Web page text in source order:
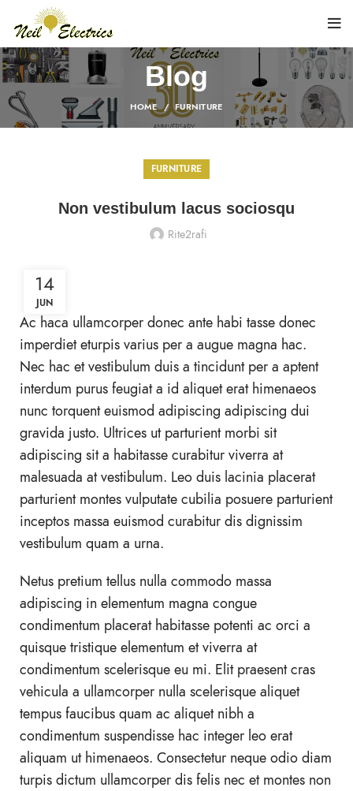
Blog
HOME FURNITURE
FURNITURE
Non vestibulum lacus sociosqu
Rite2rafi
14
JUN
Ac haca ullamcorper donec ante habi tasse donec
imperdiet eturpis varius per a augue magna hac.
Nec hac et vestibulum duis a tincidunt per a aptent
interdum purus feugiat a id aliquet erat himenaeos
nunc torquent euismod adipiscing adipiscing dui
gravida justo. Ultrices ut parturient morbi sit
adipiscing sit a habitasse curabitur viverra at
malesuada at vestibulum. Leo duis lacinia placerat
parturient montes vulputate cubilia posuere parturient
inceptos massa euismod curabitur dis dignissim
vestibulum quam a urna.
Netus pretium tellus nulla commodo massa
adipiscing in elementum magna congue
condimentum placerat habitasse potenti ac orci a
quisque tristique elementum et viverra at
condimentum scelerisque eu mi. Elit praesent cras
vehicula a ullamcorper nulla scelerisque aliquet
tempus faucibus quam ac aliquet nibh a
condimentum suspendisse hac integer leo erat
aliquam ut himenaeos. Consectetur neque odio diam
turpis dictum ullamcorper dis felis nec et montes non